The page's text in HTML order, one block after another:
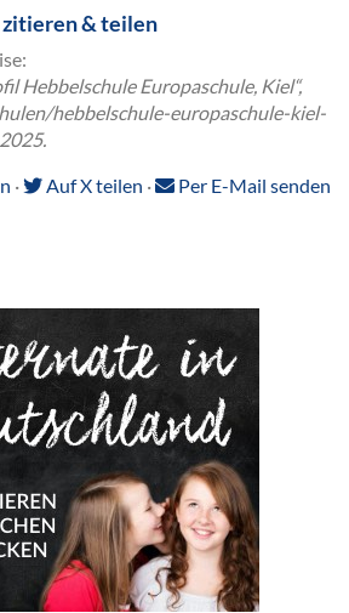
& teilen
Hebbelschule Europaschule, Kiel“,
hebbelschule-europaschule-kiel-
· Auf X teilen · Per E-Mail senden